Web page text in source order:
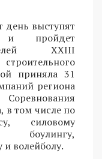
день выступят
и пройдет
XXIII
приняла 31
региона
в том числе по
силовому
боулингу,
и волейболу.